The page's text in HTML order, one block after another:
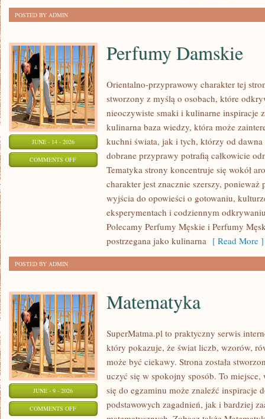
POSTED BY ADMIN
JUNE - 14 - 2026
COMMENTS OFFON
Perfumy Damskie
Orientalno-przyprawowy charakter tej
stworzony z myślą o osobach, które
nieoczywiste smaki i kulinarne inspiracje
kulinarna baza wiedzy, która może
kuchni świata, jak i tych, którzy od
dobrane przyprawy potrafią całkowicie
Tematyka strony koncentruje się wokół
charakter jest znacznie szerszy,
wyjścia do opowieści o gotowaniu,
eksperymentach i codziennym
Polecamy Perfumy Męskie i Perfumy
postrzegana jako kulinarna [ Read More ]
POSTED BY ADMIN
JUNE - 9 - 2026
COMMENTS OFFON
Matematyka
SuperMatma.pl to praktyczny serwis
który pokazuje, że świat liczb, wzorów,
może być ciekawy. Strona została
uczyć się w spokojny sposób. To
się do egzaminu może znaleźć inspiracje
podstawowych zagadnień, jak i bardziej